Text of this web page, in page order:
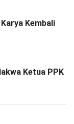
Kembali
Ketua PPK